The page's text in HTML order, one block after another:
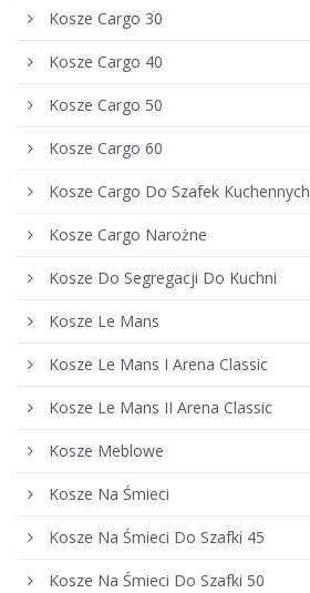
Kosze Cargo 30
Kosze Cargo 40
Kosze Cargo 50
Kosze Cargo 60
Kosze Cargo Do Szafek Kuchennych
Kosze Cargo Narożne
Kosze Do Segregacji Do Kuchni
Kosze Le Mans
Kosze Le Mans I Arena Classic
Kosze Le Mans II Arena Classic
Kosze Meblowe
Kosze Na Śmieci
Kosze Na Śmieci Do Szafki 45
Kosze Na Śmieci Do Szafki 50